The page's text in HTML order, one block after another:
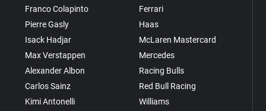
Franco Colapinto
Pierre Gasly
Isack Hadjar
Max Verstappen
Alexander Albon
Carlos Sainz
Kimi Antonelli
Ferrari
Haas
McLaren Mastercard
Mercedes
Racing Bulls
Red Bull Racing
Williams